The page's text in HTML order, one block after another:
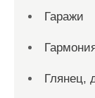
Гаражи
Глянец,